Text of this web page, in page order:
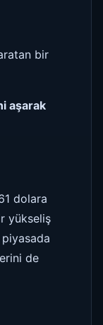
bir
aşarak
dolara
yükseliş
de